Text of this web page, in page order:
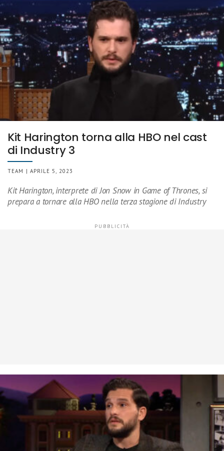
Kit Harington torna alla HBO nel cast
di Industry 3
TEAM | APRILE 5, 2023
Kit Harington, interprete di Jon Snow in Game of Thrones, si
prepara a tornare alla HBO nella terza stagione di Industry